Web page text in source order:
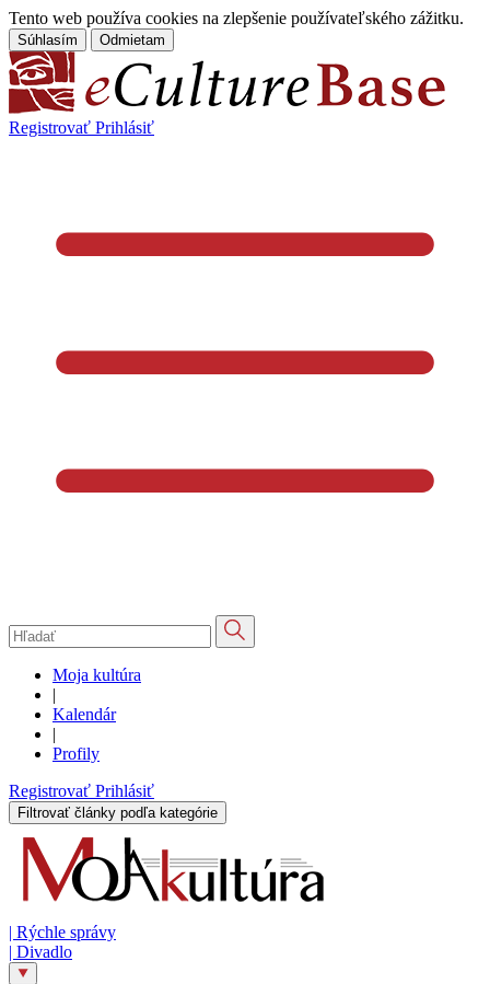
Tento web používa cookies na zlepšenie používateľského zážitku.
Súhlasím Odmietam
Registrovať Prihlásiť
Moja kultúra
|
Kalendár
|
Profily
Registrovať Prihlásiť
Filtrovať články podľa kategórie
| Rýchle správy
| Divadlo